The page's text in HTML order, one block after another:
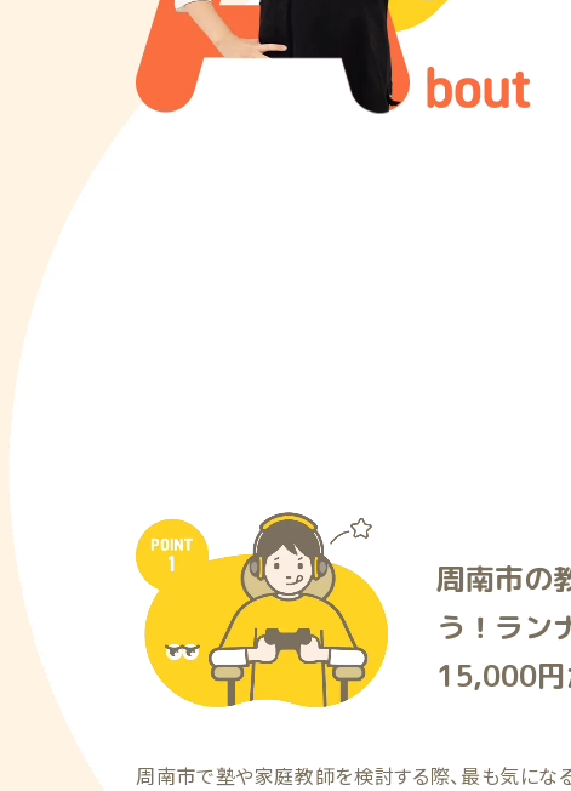
周南市の
う！ラン
15,000円
周南市で塾や家庭教師を検討する際、最も気にな